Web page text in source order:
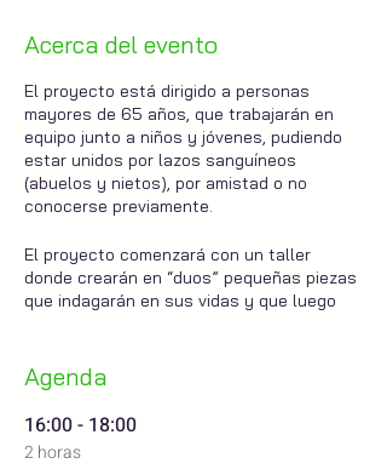
Acerca del evento
El proyecto está dirigido a personas
mayores de 65 años, que trabajarán en
equipo junto a niños y jóvenes, pudiendo
estar unidos por lazos sanguíneos
(abuelos y nietos), por amistad o no
conocerse previamente.
El proyecto comenzará con un taller
donde crearán en “duos” pequeñas piezas
que indagarán en sus vidas y que luego
proponiendo un viaje hacia el pasado, el
presente y el futuro imaginado.
Marco Canale es un
cine(Buenos Aires, 1977), crea proyectos
Agenda
16:00 - 18:00
2 horas